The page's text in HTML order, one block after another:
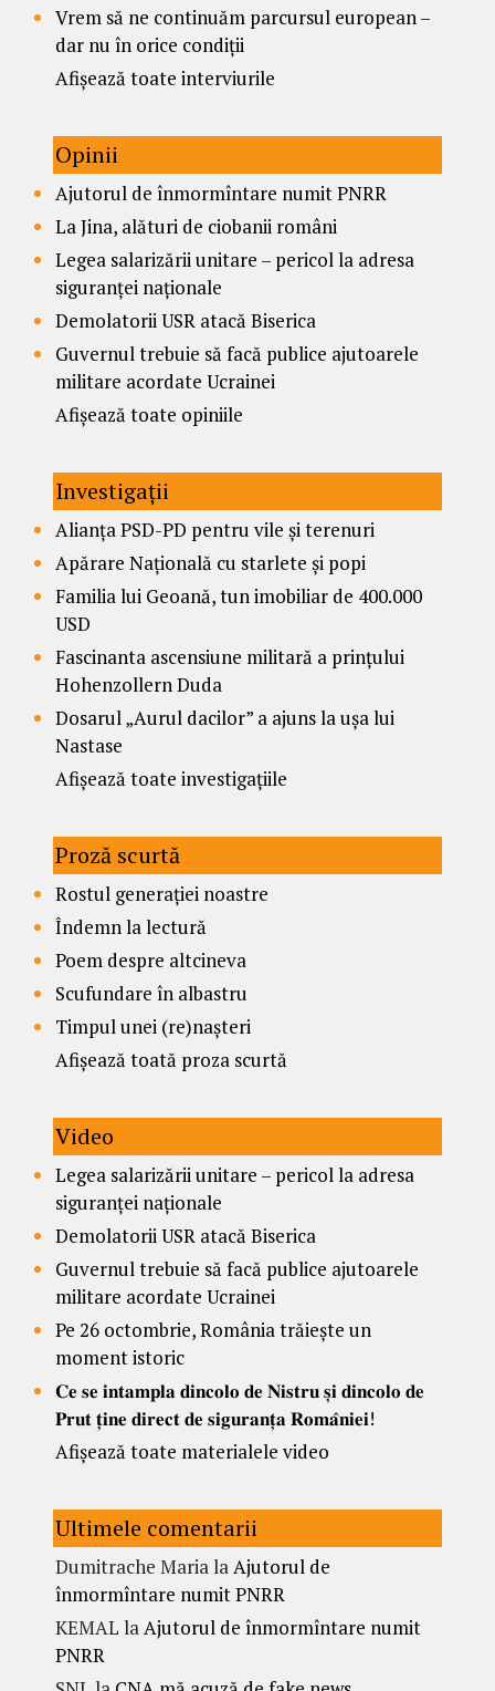
Vrem să ne continuăm parcursul european –
dar nu în orice condiții
Afișează toate interviurile
Opinii
Ajutorul de înmormîntare numit PNRR
La Jina, alături de ciobanii români
Legea salarizării unitare – pericol la adresa
siguranței naționale
Demolatorii USR atacă Biserica
Guvernul trebuie să facă publice ajutoarele
militare acordate Ucrainei
Afișează toate opiniile
Investigații
Alianța PSD-PD pentru vile și terenuri
Apărare Națională cu starlete și popi
Familia lui Geoană, tun imobiliar de 400.000
USD
Fascinanta ascensiune militară a prințului
Hohenzollern Duda
Dosarul „Aurul dacilor” a ajuns la ușa lui
Nastase
Afișează toate investigațiile
Proză scurtă
Rostul generației noastre
Îndemn la lectură
Poem despre altcineva
Scufundare în albastru
Timpul unei (re)nașteri
Afișează toată proza scurtă
Video
Legea salarizării unitare – pericol la adresa
siguranței naționale
Demolatorii USR atacă Biserica
Guvernul trebuie să facă publice ajutoarele
militare acordate Ucrainei
Pe 26 octombrie, România trăiește un
moment istoric
𝐂𝐞 𝐬𝐞 𝐢𝐧𝐭𝐚𝐦𝐩𝐥𝐚 𝐝𝐢𝐧𝐜𝐨𝐥𝐨 𝐝𝐞 𝐍𝐢𝐬𝐭𝐫𝐮 𝐬̦𝐢 𝐝𝐢𝐧𝐜𝐨𝐥𝐨 𝐝𝐞
𝐏𝐫𝐮𝐭 𝐭̦𝐢𝐧𝐞 𝐝𝐢𝐫𝐞𝐜𝐭 𝐝𝐞 𝐬𝐢𝐠𝐮𝐫𝐚𝐧𝐭̦𝐚 𝐑𝐨𝐦𝐚̂𝐧𝐢𝐞𝐢!
Afișează toate materialele video
Ultimele comentarii
Dumitrache MarialaAjutorul de
înmormîntare numit PNRR
KEMAL laAjutorul de înmormîntare numit
PNRR